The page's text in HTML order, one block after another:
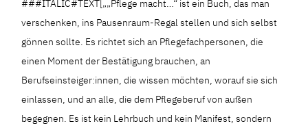
###ITALIC#TEXT[„„Pflege macht…“ ist ein Buch, das man
verschenken, ins Pausenraum-Regal stellen und sich selbst
gönnen sollte. Es richtet sich an Pflegefachpersonen, die
einen Moment der Bestätigung brauchen, an
Berufseinsteiger:innen, die wissen möchten, worauf sie sich
einlassen, und an alle, die dem Pflegeberuf von außen
begegnen. Es ist kein Lehrbuch und kein Manifest, sondern